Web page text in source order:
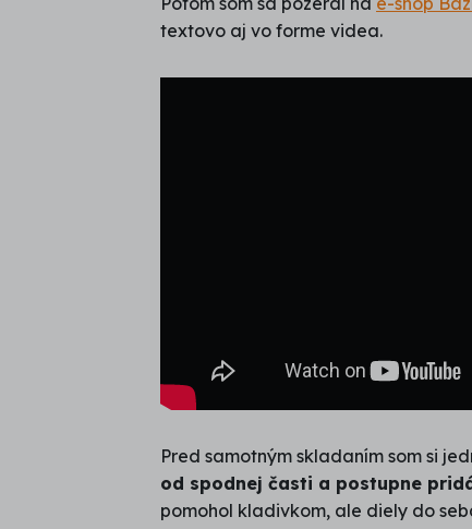
textovo aj vo forme videa.
Pred samotným skladaním som si
od spodnej časti a postupne
pomohol kladivkom, ale diely do